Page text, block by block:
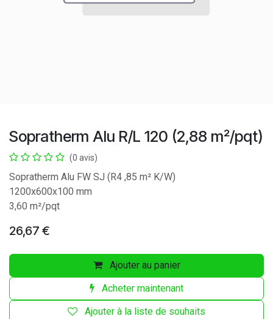
Sopratherm Alu R/L 120 (2,88 m²/pqt)
(0 avis)
Sopratherm Alu FW SJ (R4 ,85 m² K/W)
1200x600x100 mm
3,60 m²/pqt
26,67 €
Ajouter au panier
Acheter maintenant
Ajouter à la liste de souhaits